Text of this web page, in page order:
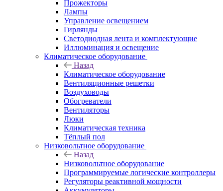
Прожекторы
Лампы
Управление освещением
Гирлянды
Светодиодная лента и комплектующие
Иллюминация и освещение
Климатическое оборудование
Назад
Климатическое оборудование
Вентиляционные решетки
Воздуховоды
Обогреватели
Вентиляторы
Люки
Климатическая техника
Тёплый пол
Низковольтное оборудование
Назад
Низковольтное оборудование
Программируемые логические контроллеры
Регуляторы реактивной мощности